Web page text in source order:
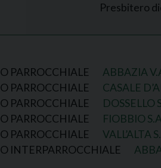
Presbitero
PARROCCHIALE
ABBAZIA
PARROCCHIALE
CASALE
PARROCCHIALE
DOSSELLO
PARROCCHIALE
FIOBBIO
PARROCCHIALE
VALL’ALTA
INTERPARROCCHIALE